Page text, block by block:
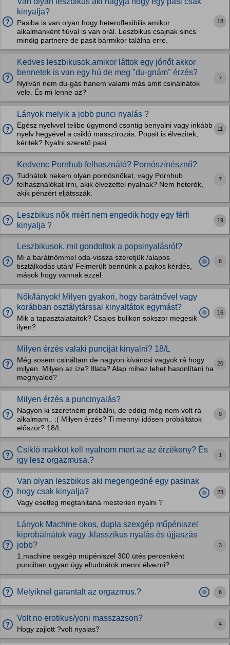
kinyalja?
Pasiba is van olyan hogy heteroflexibilis amikor
alkalmanként fiúval is van orál. Leszbikus csajnak sincs
mindig partnere de pasit bármikor találna erre.
18
Kedves leszbikusok,amikor láttok egy jónőt akkor
bennetek is van egy hú de meg "du-gnám" érzés?
Nyilván nem du-gás hanem valami más amit csinálnátok
vele. És mi lenne az?
7
Lányok melyik a jobb punci nyalás ?
Egész nyelvvel telibe úgymond csontig benyalni vagy inkább
nyelv hegyével a csikló masszírozás. Popsit is élvezitek,
kéritek? Nyalni szerető pasi
11
Kedvenc Pornhub felhasználó? Pornószínésznő?
Tudnátok nekem olyan pornósnőket, vagy Pornhub
felhasználókat írni, akik élvezettel nyalnak? Nem heterók,
akik pénzért eljátsszák.
7
Leszbikus nők miért nem engedik hogy egy férfi
kinyalja ?
19
Leszbikusok, mit gondoltok a popsinyalásról?
Mi a barátnőmmel oda-vissza szeretjük /alapos
tisztálkodás után/ Felmerült bennünk a pajkos kérdés,
mások hogy vannak ezzel.
6
Nők/lányok! Milyen gyakori, hogy barátnővel vagy
korábban osztálytárssal kinyaltátok egymást?
Mik a tapasztalataitok? Csajos bulikon sokszor megesik
ilyen?
16
Milyen érzés valaki punciját kinyalni? 18/L
Még sosem csináltam de nagyon kíváncsi vagyok rá hogy
milyen. Milyen az íze? Illata? Alap mihez lehet hasonlítani ha
megnyalod?
20
Milyen érzés a puncinyalás?
Nagyon ki szeretném próbálni, de eddig még nem volt rá
alkalmam.. :( Milyen érzés? Ti mennyi idősen próbáltátok
először? 18/L
9
Csikló makkot kell nyalnom mert az az érzékeny? És
igy lesz orgazmusa.?
1
Van olyan leszbikus aki megengedné egy pasinak
hogy csak kinyalja?
Vagy esetleg megtanitaná mesterien nyalni ?
23
Lányok Machine okos, dupla szexgép műpéniszel
kiprobálnátok vagy ,klasszikus nyalás és újjaszás
jobb?
1.machine sexgép müpéniszel 300 ütés percenként
punciban,ugyan úgy eltudnátok menni élvezni?
3
Melyiknel garantalt az orgazmus.? 6
Volt no erotikus/yoni masszazson?
Hogy zajlott ?volt nyalas?
4